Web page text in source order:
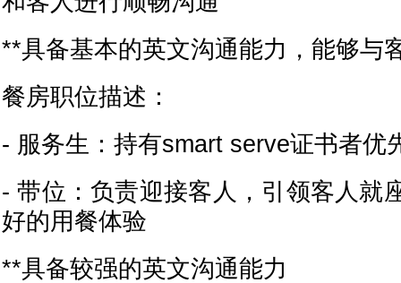
**具备基本的英文沟通能力，能够与
餐房职位描述：
- 服务生：持有smart serve证书者优
- 带位：负责迎接客人，引领客人就
好的用餐体验
**具备较强的英文沟通能力